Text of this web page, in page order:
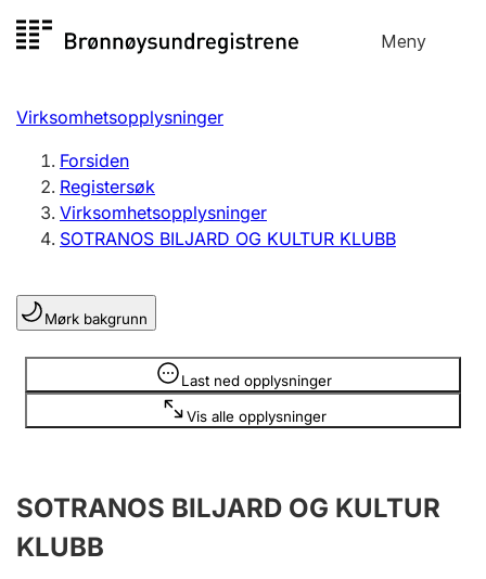
til
Meny
Registersøk
Aksjeselskap
Enkeltpersonforetak
Registrere, endre, slette
Lag og forening
Registrere, endre, slette
Årsregnskap
Innsending og forsinkelsesgebyr
Virksomhetsopplysninger
Forsiden
Registersøk
Virksomhetsopplysninger
SOTRANOS BILJARD OG KULTUR KLUBB
Mørk bakgrunn
Last ned opplysninger
Vis alle opplysninger
Opplysninger er skjult
SOTRANOS BILJARD OG KULTUR
KLUBB